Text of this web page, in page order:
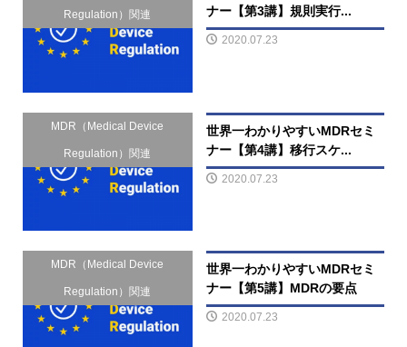
Regulation）関連
ナー【第3講】規則実行...
2020.07.23
MDR（Medical Device
Regulation）関連
世界一わかりやすいMDRセミ
ナー【第4講】移行スケ...
2020.07.23
MDR（Medical Device
Regulation）関連
世界一わかりやすいMDRセミ
ナー【第5講】MDRの要点
2020.07.23